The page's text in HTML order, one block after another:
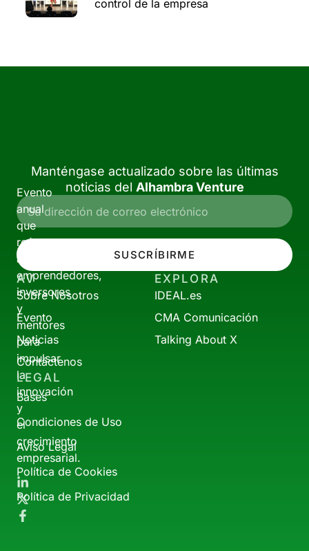
control de la empresa
Evento
anual
que
reúne
a
emprendedores,
inversores
y
mentores
para
impulsar
la
innovación
y
el
crecimiento
empresarial.
Manténgase actualizado sobre las últimas
noticias del Alhambra Venture
SUSCRÍBIRME
AV
Sobre Nosotros
Evento
Noticias
Contáctenos
EXPLORA
IDEAL.es
CMA Comunicación
Talking About X
LEGAL
Bases
Condiciones de Uso
Aviso Legal
Política de Cookies
Política de Privacidad